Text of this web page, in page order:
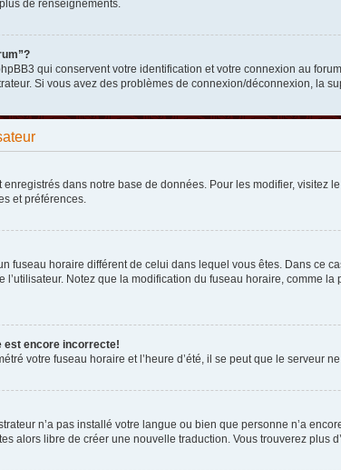
de renseignements.
qui conservent votre identification et votre connexion au
Si vous avez des problèmes de connexion/déconnexion, la
dans notre base de données. Pour les modifier, visitez
et préférences.
fuseau horaire différent de celui dans lequel vous êtes. Dans ce
l’utilisateur. Notez que la modification du fuseau horaire, comme
est encore incorrecte!
votre fuseau horaire et l’heure d’été, il se peut que le serveur
n’a pas installé votre langue ou bien que personne n’a
alors libre de créer une nouvelle traduction. Vous trouverez plus